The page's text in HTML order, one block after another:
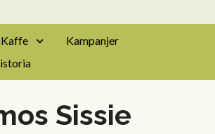
Kampanjer
Sissie